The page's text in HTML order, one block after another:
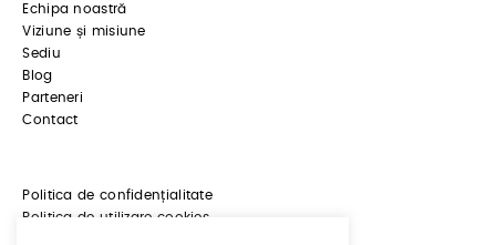
Echipa noastră
Viziune și misiune
Sediu
Blog
Parteneri
Contact
Politica de confidențialitate
Politica de utilizare cookies